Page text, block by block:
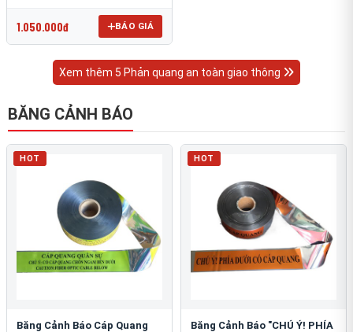
1.050.000đ BÁO GIÁ
Xem thêm 5 Phản quang an toàn giao thông
BĂNG CẢNH BÁO
HOT
Băng Cảnh Báo Cáp Quang
HOT
Băng Cảnh Báo "CHÚ Ý! PHÍA